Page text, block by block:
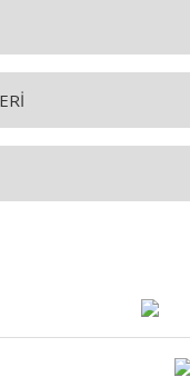
eksik bilgiler bulunuyor.